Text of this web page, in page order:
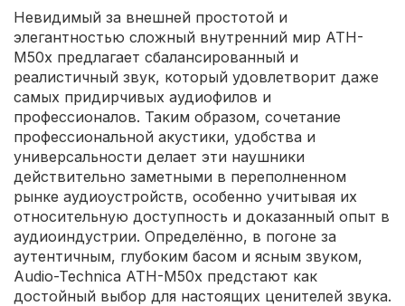
Невидимый за внешней простотой и
элегантностью сложный внутренний мир ATH-
M50x предлагает сбалансированный и
реалистичный звук, который удовлетворит даже
самых придирчивых аудиофилов и
профессионалов. Таким образом, сочетание
профессиональной акустики, удобства и
универсальности делает эти наушники
действительно заметными в переполненном
рынке аудиоустройств, особенно учитывая их
относительную доступность и доказанный опыт в
аудиоиндустрии. Определённо, в погоне за
аутентичным, глубоким басом и ясным звуком,
Audio-Technica ATH-M50x предстают как
достойный выбор для настоящих ценителей звука.